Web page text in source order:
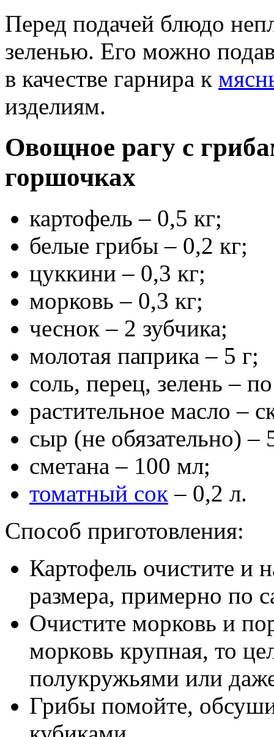
Перед подачей блюдо
зеленью. Его можно
в качестве гарнира к
изделиям.
Овощное рагу с
горшочках
картофель – 0,5 кг;
белые грибы – 0,2 кг;
цуккини – 0,3 кг;
морковь – 0,3 кг;
чеснок – 2 зубчика;
молотая паприка – 5 г;
соль, перец, зелень –
растительное масло –
сыр (не обязательно) –
сметана – 100 мл;
томатный сок – 0,2 л.
Способ приготовления:
Картофель очистите и
размера, примерно по
Очистите морковь и
морковь крупная, то
полукружьями или
Грибы помойте,